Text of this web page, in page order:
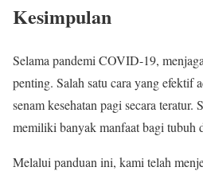
Kesimpulan
Selama pandemi COVID-19,
penting. Salah satu cara yang efektif
senam kesehatan pagi secara teratur.
memiliki banyak manfaat bagi tubuh
Melalui panduan ini, kami telah